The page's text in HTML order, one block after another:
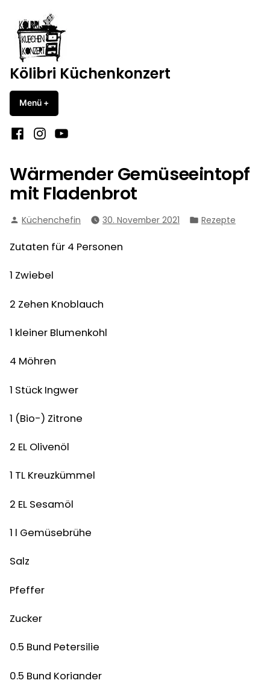
Inhalt
springen
Kölibri Küchenkonzert
Menü +
Facebook
Instagram
YouTube
Wärmender Gemüseeintopf
mit Fladenbrot
Verfasst
Küchenchefin 30. November 2021
Veröffentlicht
Rezepte
Zutaten für 4 Personen
1 Zwiebel
2 Zehen Knoblauch
1 kleiner Blumenkohl
4 Möhren
1 Stück Ingwer
1 (Bio-) Zitrone
2 EL Olivenöl
1 TL Kreuzkümmel
2 EL Sesamöl
1 l Gemüsebrühe
Salz
Pfeffer
Zucker
0.5 Bund Petersilie
0.5 Bund Koriander